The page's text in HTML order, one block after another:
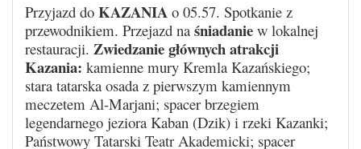
Przyjazd do KAZANIA o 05.57. Spotkanie z
przewodnikiem. Przejazd na śniadanie w lokalnej
restauracji. Zwiedzanie głównych atrakcji
Kazania: kamienne mury Kremla Kazańskiego;
stara tatarska osada z pierwszym kamiennym
meczetem Al-Marjani; spacer brzegiem
legendarnego jeziora Kaban (Dzik) i rzeki Kazanki;
Państwowy Tatarski Teatr Akademicki; spacer